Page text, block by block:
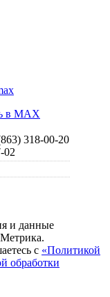
в MAX
318-00-20
02
и данные
с «Политикой
обработки